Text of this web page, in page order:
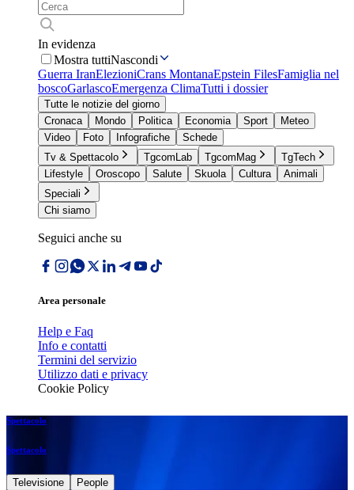
In evidenza
Mostra tuttiNascondi
Guerra IranElezioniCrans MontanaEpstein FilesFamiglia nel
boscoGarlascoEmergenza ClimaTutti i dossier
Tutte le notizie del giorno
Cronaca
Mondo Politica Economia Sport
Meteo
Video
Foto Infografiche
Schede
Tv & Spettacolo
TgcomLab TgcomMag
TgTech
Lifestyle
Oroscopo Salute Skuola Cultura
Animali
Speciali
Chi siamo
Seguici anche su
Area personale
Help e Faq
Info e contatti
Termini del servizio
Utilizzo dati e privacy
Cookie Policy
Spettacolo
Spettacolo
Televisione People